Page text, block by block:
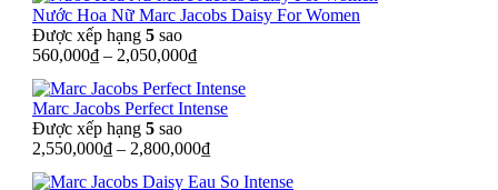
Nước Hoa Nữ Marc Jacobs Daisy For Women
Được xếp hạng 5 sao
560,000₫ – 2,050,000₫
Marc Jacobs Perfect Intense
Được xếp hạng 5 sao
2,550,000₫ – 2,800,000₫